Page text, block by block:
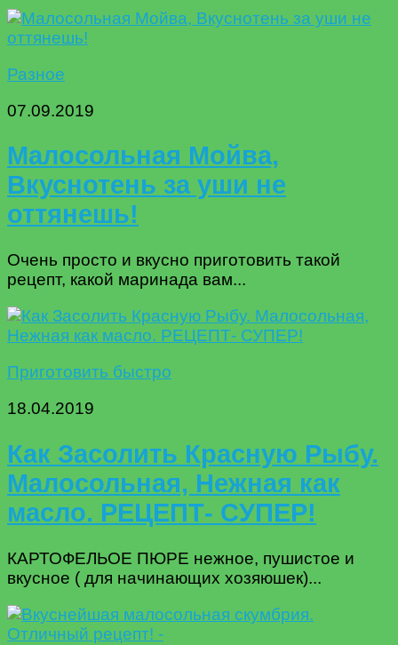
Разное
07.09.2019
Малосольная Мойва,
Вкуснотень за уши не
оттянешь!
Очень просто и вкусно приготовить такой
рецепт, какой маринада вам...
Приготовить быстро
18.04.2019
Как Засолить Красную Рыбу.
Малосольная, Нежная как
масло. РЕЦЕПТ- СУПЕР!
КАРТОФЕЛЬОЕ ПЮРЕ нежное, пушистое и
вкусное ( для начинающих хозяюшек)...